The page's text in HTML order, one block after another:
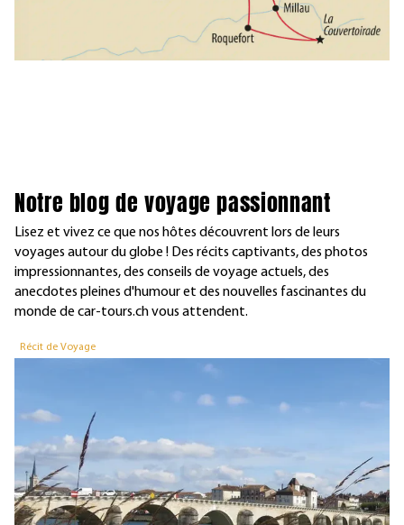
Notre blog de voyage passionnant
Lisez et vivez ce que nos hôtes découvrent lors de leurs
voyages autour du globe ! Des récits captivants, des photos
impressionnantes, des conseils de voyage actuels, des
anecdotes pleines d'humour et des nouvelles fascinantes du
monde de car-tours.ch vous attendent.
Récit de Voyage